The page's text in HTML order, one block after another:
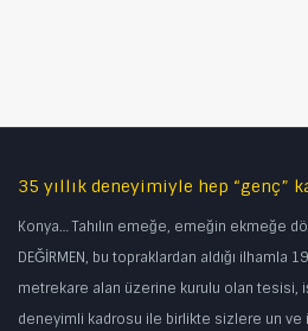
35 yıllık deneyimiyle hep “genç”
Konya… Tahılın emeğe, emeğin ekmeğe
DEĞİRMEN, bu topraklardan aldığı ilhamla
metrekare alan üzerine kurulu olan tesisi,
deneyimli kadrosu ile birlikte sizlere un